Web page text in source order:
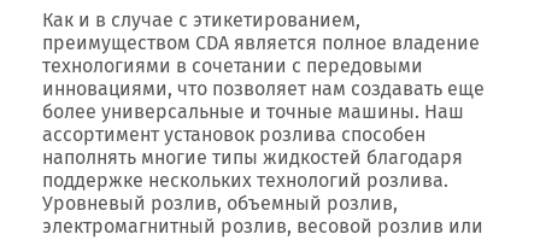
Как и в случае с этикетированием,
преимуществом CDA является полное владение
технологиями в сочетании с передовыми
инновациями, что позволяет нам создавать еще
более универсальные и точные машины. Наш
ассортимент установок розлива способен
наполнять многие типы жидкостей благодаря
поддержке нескольких технологий розлива.
Уровневый розлив, объемный розлив,
электромагнитный розлив, весовой розлив или